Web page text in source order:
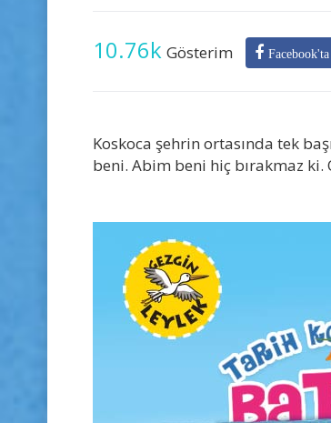
10.76k Gösterim
Koskoca şehrin ortasında tek
beni. Abim beni hiç bırakmaz ki.